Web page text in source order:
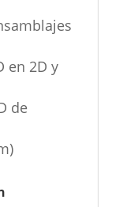
en 2D y
de